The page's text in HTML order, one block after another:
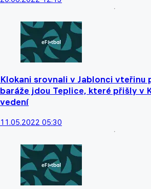
Klokani srovnali v Jablonci vteřinu
baráže jdou Teplice, které přišly v
vedení
11.05.2022 05:30